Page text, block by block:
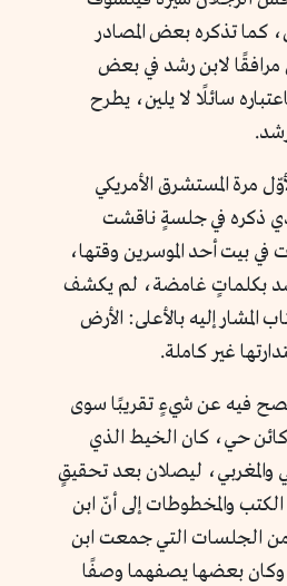
تذكره بعض المصادر
لابن رشد في بعض
سائلًا لا يلين، يطرح
مرة المستشرق الأمريكي
ذكره في جلسةٍ ناقشت
بيت أحد الموسرين وقتها،
بكلماتٍ غامضة، لم يكشف
المشار إليه بالأعلى: الأرض
غير كاملة.
يُفصح فيه عن شيءٍ تقريبًا سوى
حي، كان الخيط الذي
والمغربي، ليصلان بعد تحقيقٍ
والمخطوطات إلى أنّ ابن
الجلسات التي جمعت ابن
بعضها يصفهما وصفًا